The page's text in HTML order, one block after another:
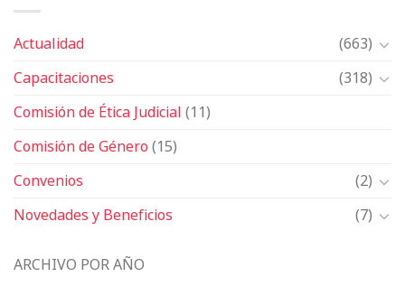
Actualidad
(663)
Capacitaciones
(318)
Comisión de Ética Judicial(11)
Comisión de Género(15)
Convenios
(2)
Novedades y Beneficios
(7)
ARCHIVO POR AÑO